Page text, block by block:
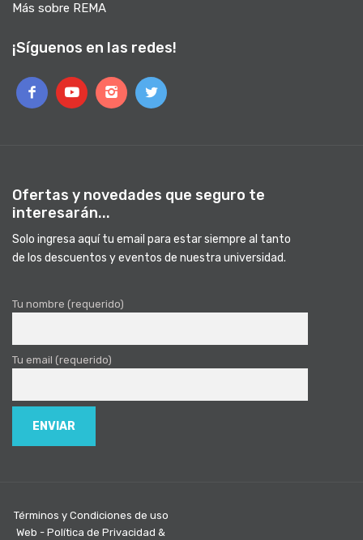
Más sobre REMA
¡Síguenos en las redes!
Ofertas y novedades que seguro te
interesarán...
Solo ingresa aquí tu email para estar siempre al tanto
de los descuentos y eventos de nuestra universidad.
Tu nombre (requerido)
Tu email (requerido)
Términos y Condiciones de uso
Web - Política de Privacidad &